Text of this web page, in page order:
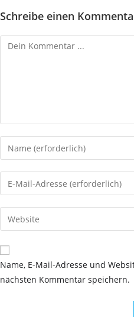
Schreibe einen
Kommentieren
Gib
deinen
Namen
oder
zum
Kommentieren
ein
Gib
deine
E-
Mail-
zum
Kommentieren
ein
Gib
deine
Website-
URL
Name, E-Mail-Adresse und
nächsten Kommentar speichern.